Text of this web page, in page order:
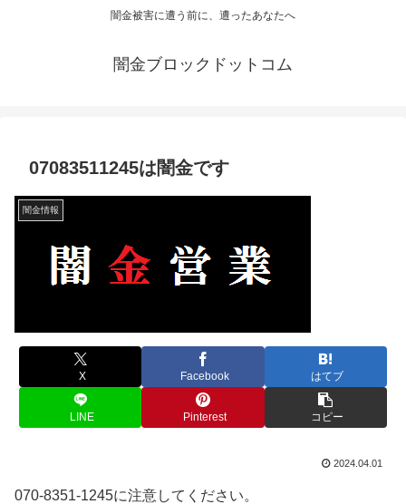
闇金被害に遭う前に、遭ったあなたへ
闇金ブロックドットコム
07083511245は闇金です
闇金情報
X Facebook はてブ
LINE Pinterest コピー
2024.04.01
070-8351-1245に注意してください。